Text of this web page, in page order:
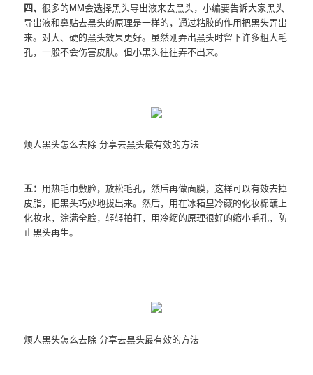
四、很多的MM会选择黑头导出液来去黑头，小编要告诉大家黑头
导出液和鼻贴去黑头的原理是一样的，通过粘胶的作用把黑头弄出
来。对大、硬的黑头效果更好。虽然刚弄出黑头时留下许多粗大毛
孔，一般不会伤害皮肤。但小黑头往往弄不出来。
烦人黑头怎么去除 分享去黑头最有效的方法
五： 用热毛巾敷脸，放松毛孔，然后再做面膜，这样可以有效去掉
皮脂，把黑头巧妙地拔出来。然后，用在冰箱里冷藏的化妆棉蘸上
化妆水，涂满全脸，轻轻拍打，用冷缩的原理很好的缩小毛孔，防
止黑头再生。
烦人黑头怎么去除 分享去黑头最有效的方法